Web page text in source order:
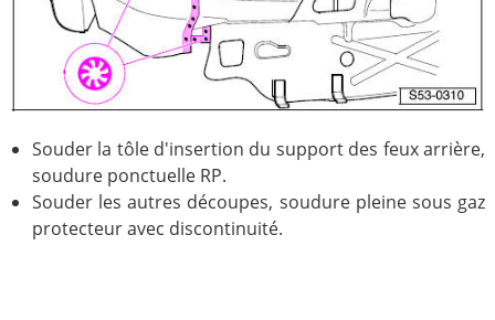
Souder la tôle d'insertion du support des feux arrière,
soudure ponctuelle RP.
Souder les autres découpes, soudure pleine sous gaz
protecteur avec discontinuité.